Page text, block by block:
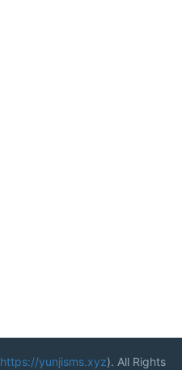
https://yunjisms.xyz). All Rights